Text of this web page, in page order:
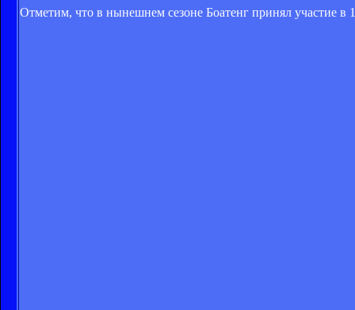
Отметим, что в нынешнем сезоне Боатенг принял участие в